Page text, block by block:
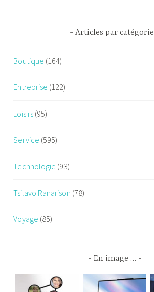
Articles par catégorie
Boutique (164)
Entreprise (122)
Loisirs (95)
Service (595)
Technologie (93)
Tsilavo Ranarison (78)
Voyage (85)
En image …